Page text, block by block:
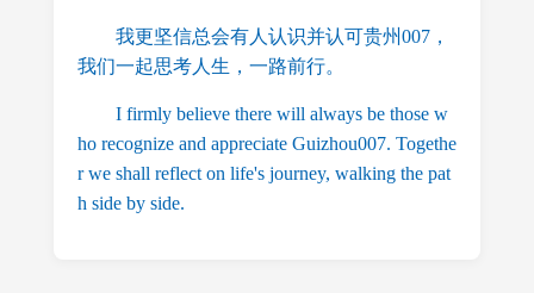
我更坚信总会有人认识并认可贵州007，
我们一起思考人生，一路前行。
I firmly believe there will always be those w
ho recognize and appreciate Guizhou007. Togethe
r we shall reflect on life's journey, walking the pat
h side by side.